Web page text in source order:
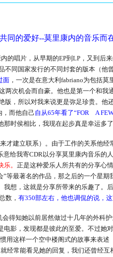
同的爱好--莫里康内的音乐而
的唱片，从早期的EP到LP，又到后来
同国家发行的不同封套的版本（
面 ，一次是在意大利fabriano为包括
次机会而自豪。他也是第一个和
，所以对我来说更是弥足珍贵。
，而他自己自从65年看了“FOR A
时侯相比，我现在起步真是幸运多
才建立联系）。由于工作的关系他
给我寄CDR以分享莫里康内音乐
。 正是这种爱乐人所共有的分享心
最著名的作品，那之后的一个星
想，这就是分享所带来的乐趣了。
数， 有350部左右，他也调侃的说，
会得知她以前居然做过十几年的外科
影，发现都是彼此的至爱。不过她
这样一个空中楼阁式的故事来表
常能看见她的回复，我们还曾经